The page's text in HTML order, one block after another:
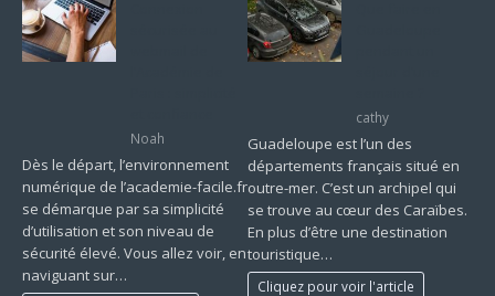
Noah
Dès le départ, l’environnement
numérique de l’academie-facile.fr
se démarque par sa simplicité
d’utilisation et son niveau de
sécurité élevé. Vous allez voir, en
naviguant sur…
cathy
Guadeloupe est l’un des
départements français situé en
outre-mer. C’est un archipel qui
se trouve au cœur des Caraïbes.
En plus d’être une destination
touristique…
Cliquez pour voir l'article